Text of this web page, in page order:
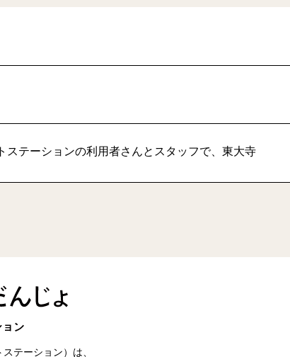
テーションの利用者さんとスタッフで、東大寺
テーション）は、